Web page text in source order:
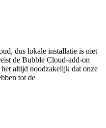
dus lokale installatie is niet
de Bubble Cloud-add-on
altijd noodzakelijk dat onze
tot de